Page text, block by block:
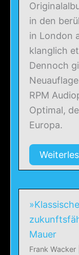
in den
in London
klanglich
Dennoch
RPM
Optimal,
Europa.
Mauer
Frank Wacker